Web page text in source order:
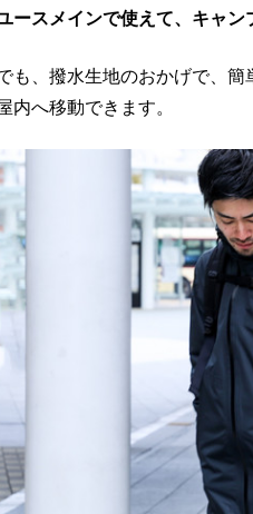
ースメインで使えて、キャン
も、撥水生地のおかげで、
内へ移動できます。